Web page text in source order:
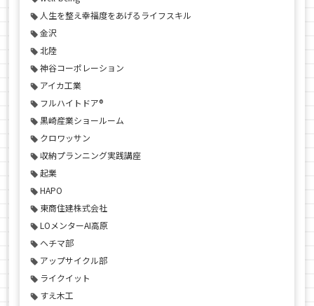
人生を整え幸福度をあげるライフスキル
金沢
北陸
神谷コーポレーション
アイカ工業
フルハイトドア®
黒崎産業ショールーム
クロワッサン
収納プランニング実践講座
起業
HAPO
東商住建株式会社
LOメンターAI高原
ヘチマ部
アップサイクル部
ライクイット
すえ木工